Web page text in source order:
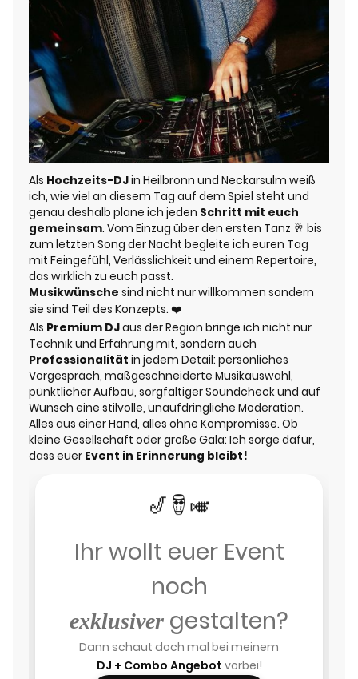
Als Hochzeits-DJin Heilbronn und Neckarsulm weiß
ich, wie viel an diesem Tag auf dem Spiel steht und
genau deshalb plane ich jeden Schritt mit euch
gemeinsam. Vom Einzug über den ersten Tanz 🥂 bis
zum letzten Song der Nacht begleite ich euren Tag
mit Feingefühl, Verlässlichkeit und einem Repertoire,
das wirklich zu euch passt.
Musikwünsche sind nicht nur willkommen sondern
sie sind Teil des Konzepts. ❤️
Als Premium DJaus der Region bringe ich nicht nur
Technik und Erfahrung mit, sondern auch
Professionalität in jedem Detail: persönliches
Vorgespräch, maßgeschneiderte Musikauswahl,
pünktlicher Aufbau, sorgfältiger Soundcheck und auf
Wunsch eine stilvolle, unaufdringliche Moderation.
Alles aus einer Hand, alles ohne Kompromisse. Ob
kleine Gesellschaft oder große Gala: Ich sorge dafür,
dass euer Event in Erinnerung bleibt!
🎷 🪘🎺
Ihr wollt euer Event
noch
exklusiver gestalten?
Dann schaut doch mal bei meinem
DJ + Combo Angebot vorbei!